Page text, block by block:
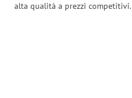
alta qualità a prezzi competitivi.